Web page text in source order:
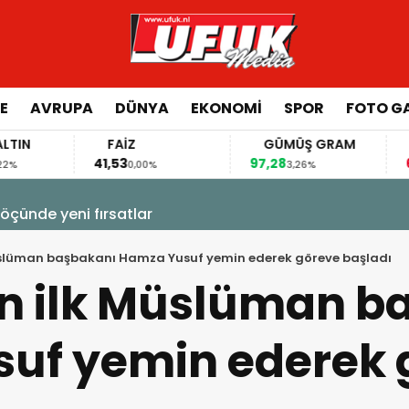
AVRUPA DÜNYA EKONOMI SPOR FOTO
FAİZ
41,53
GÜMÜŞ GRAM
BITCOIN
-
1 milyon liralık (20 bin Avro) hisse desteği
başbakanı Hamza Yusuf yemin ederek göreve başladı
ilk Müslüman
yemin ederek